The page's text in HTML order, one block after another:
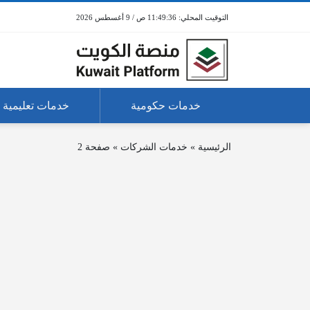
11:49:36 ص / 9 أغسطس 2026
خدمات حكومية خدمات تعليمية
الرئيسية » خدمات الشركات » صفحة 2